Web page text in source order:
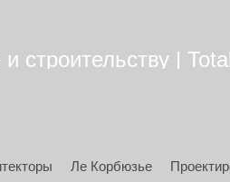
строительству |
Ле Корбюзье